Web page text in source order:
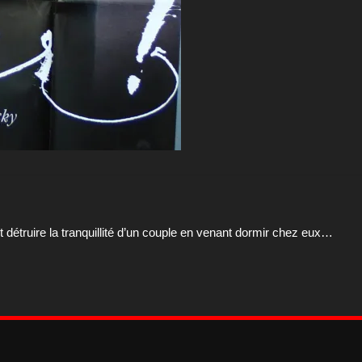
la tranquillité d’un couple en venant dormir chez eux…